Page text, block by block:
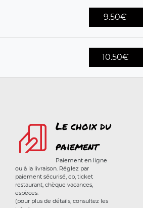
9.50€
10.50€
Le choix du
paiement
Paiement en ligne
ou à la livraison. Réglez par
paiement sécurisé, cb, ticket
restaurant, chèque vacances,
espèces.
(pour plus de détails, consultez les